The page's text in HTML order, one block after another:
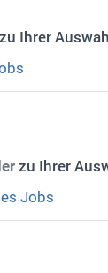
zu Ihrer
zu Ihrer
Jobs